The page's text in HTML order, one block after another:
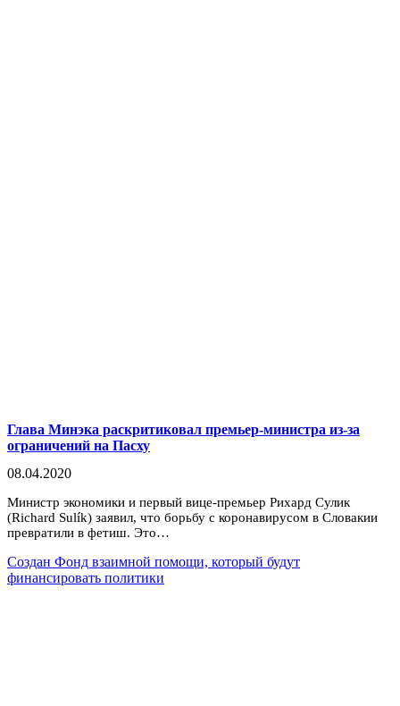
Глава Минэка раскритиковал премьер-министра из-за
ограничений на Пасху
08.04.2020
Министр экономики и первый вице-премьер Рихард Сулик
(Richard Sulík) заявил, что борьбу с коронавирусом в Словакии
превратили в фетиш. Это…
Создан Фонд взаимной помощи, который будут
финансировать политики